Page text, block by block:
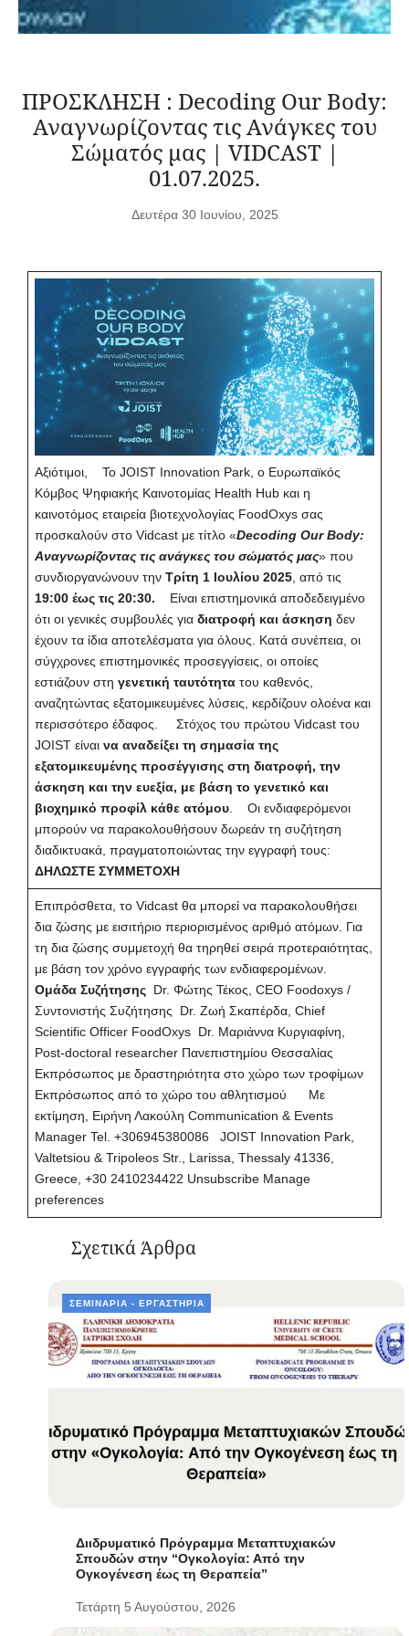
ΠΡΟΣΚΛΗΣΗ : Decoding Our Body:
Αναγνωρίζοντας τις Ανάγκες του
Σώματός μας | VIDCAST |
01.07.2025.
Δευτέρα 30 Ιουνίου, 2025
Αξιότιμοι, ΤοJOIST Innovation Park , ο Ευρωπαϊκός
Κόμβος Ψηφιακής Καινοτομίας Health Hub και η
καινοτόμος εταιρεία βιοτεχνολογίας FoodOxys σας
προσκαλούν στο Vidcast με τίτλο «Decoding Our Body:
Αναγνωρίζοντας τις ανάγκες του σώματός μας» που
συνδιοργανώνουν τηνΤρίτη 1 Ιουλίου 2025 , από τις
19:00 έως τις 20:30. Είναι επιστημονικά αποδεδειγμένο
ότι οι γενικές συμβουλές γιαδιατροφή και άσκηση δεν
έχουν τα ίδια αποτελέσματα για όλους. Κατά συνέπεια, οι
σύγχρονες επιστημονικές προσεγγίσεις, οι οποίες
εστιάζουν στηγενετική ταυτότητα του καθενός,
αναζητώντας εξατομικευμένες λύσεις, κερδίζουν ολοένα και
περισσότερο έδαφος. Στόχος του πρώτου Vidcast του
JOIST είναινα αναδείξει τη σημασία της
εξατομικευμένης προσέγγισης στη διατροφή, την
άσκηση και την ευεξία, με βάση το γενετικό και
βιοχημικό προφίλ κάθε ατόμου . Οι ενδιαφερόμενοι
μπορούν να παρακολουθήσουν δωρεάν τη συζήτηση
διαδικτυακά, πραγματοποιώντας την εγγραφή τους:
ΔΗΛΩΣΤΕ ΣΥΜΜΕΤΟΧΗ
Επιπρόσθετα, το Vidcast θα μπορεί να παρακολουθήσει
δια ζώσης με εισιτήριο περιορισμένος αριθμό ατόμων. Για
τη δια ζώσης συμμετοχή θα τηρηθεί σειρά προτεραιότητας,
με βάση τον χρόνο εγγραφής των ενδιαφερομένων.
Ομάδα Συζήτησης Dr. Φώτης Τέκος, CEO Foodoxys /
Συντονιστής Συζήτησης Dr. Ζωή Σκαπέρδα, Chief
Scientific Officer FoodOxys Dr. Μαριάννα Κυργιαφίνη,
Post-doctoral researcher Πανεπιστημίου Θεσσαλίας
Εκπρόσωπος με δραστηριότητα στο χώρο των τροφίμων
Εκπρόσωπος από το χώρο του αθλητισμού Με
εκτίμηση, Ειρήνη Λακούλη Communication & Events
Manager Tel.+306945380086 JOIST Innovation Park,
Valtetsiou & Tripoleos Str., Larissa, Thessaly 41336,
Greece, +30 2410234422 Unsubscribe Manage
preferences
Σχετικά Άρθρα
ΣΕΜΙΝΆΡΙΑ - ΕΡΓΑΣΤΉΡΙΑ
Διιδρυματικό Πρόγραμμα Μεταπτυχιακών
Σπουδών στην “Ογκολογία: Από την
Ογκογένεση έως τη Θεραπεία”
Τετάρτη 5 Αυγούστου, 2026